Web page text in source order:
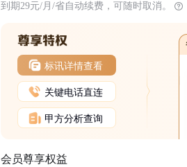
到期29元/月/省自动续费，可随时取消。
标讯详情查看
关键电话直连
甲方分析查询
会员尊享权益